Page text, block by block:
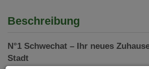
Beschreibung
N°1 Schwechat – Ihr neues
Stadt